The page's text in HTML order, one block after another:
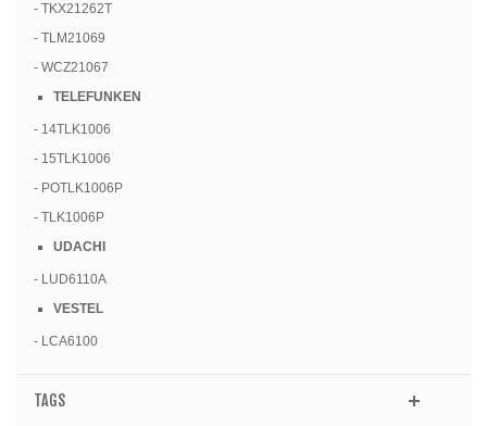
- TKX21262T
- TLM21069
- WCZ21067
TELEFUNKEN
- 14TLK1006
- 15TLK1006
- POTLK1006P
- TLK1006P
UDACHI
- LUD6110A
VESTEL
- LCA6100
TAGS